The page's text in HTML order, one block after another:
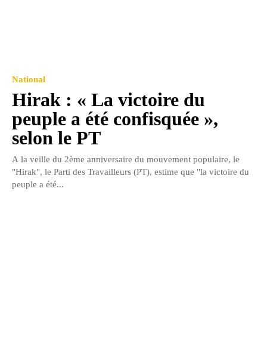
National
Hirak : « La victoire du
peuple a été confisquée »,
selon le PT
A la veille du 2ème anniversaire du mouvement populaire, le
"Hirak", le Parti des Travailleurs (PT), estime que "la victoire du
peuple a été...